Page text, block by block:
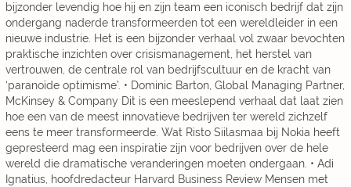
bijzonder levendig hoe hij en zijn team een iconisch bedrijf dat zijn
ondergang naderde transformeerden tot een wereldleider in een
nieuwe industrie. Het is een bijzonder verhaal vol zwaar bevochten
praktische inzichten over crisismanagement, het herstel van
vertrouwen, de centrale rol van bedrijfscultuur en de kracht van
‘paranoïde optimisme’. • Dominic Barton, Global Managing Partner,
McKinsey & Company Dit is een meeslepend verhaal dat laat zien
hoe een van de meest innovatieve bedrijven ter wereld zichzelf
eens te meer transformeerde. Wat Risto Siilasmaa bij Nokia heeft
gepresteerd mag een inspiratie zijn voor bedrijven over de hele
wereld die dramatische veranderingen moeten ondergaan. • Adi
Ignatius, hoofdredacteur Harvard Business Review Mensen met